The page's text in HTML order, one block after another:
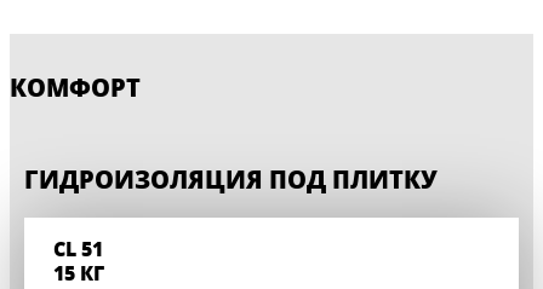
КОМФОРТ
ГИДРОИЗОЛЯЦИЯ ПОД ПЛИТКУ
CL 51
15 КГ